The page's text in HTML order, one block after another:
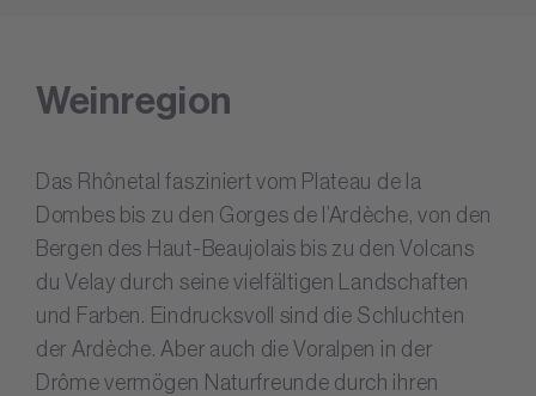
Weinregion
Das Rhônetal fasziniert vom Plateau de la
Dombes bis zu den Gorges de l’Ardèche, von den
Bergen des Haut-Beaujolais bis zu den Volcans
du Velay durch seine vielfältigen Landschaften
und Farben. Eindrucksvoll sind die Schluchten
der Ardèche. Aber auch die Voralpen in der
Drôme vermögen Naturfreunde durch ihren